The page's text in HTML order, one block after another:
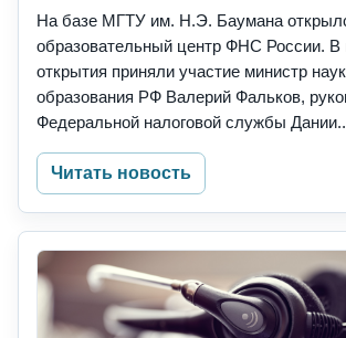
На базе МГТУ им. Н.Э. Баумана
образовательный центр ФНС России. В
открытия приняли участие министр
образования РФ Валерий Фальков,
Федеральной налоговой службы
Читать новость